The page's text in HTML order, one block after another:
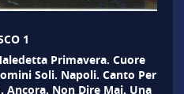
1
Primavera. Cuore
Soli. Napoli. Canto Per
Ancora. Non Dire Mai. Una